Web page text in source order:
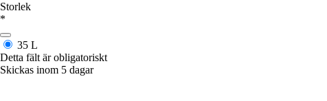
Storlek
*
35 L
Detta fält är obligatoriskt
Skickas inom 5 dagar